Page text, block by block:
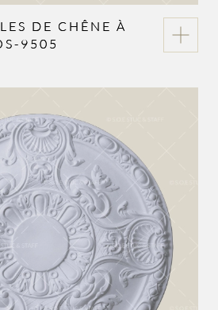
DE CHÊNE À
9505